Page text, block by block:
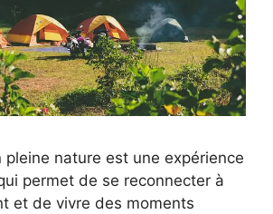
pleine nature est une expérience
permet de se reconnecter à
et de vivre des moments